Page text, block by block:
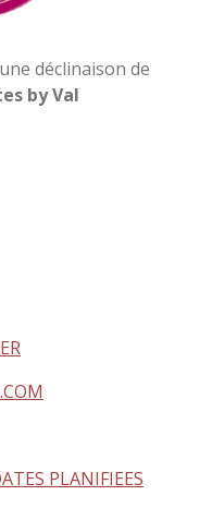
déclinaison de
by Val
PLANIFIEES